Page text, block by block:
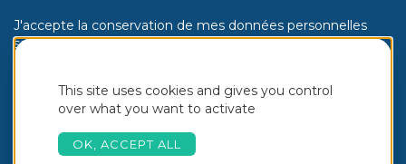
J'accepte la conservation de mes données personnelles
selon la politique de confidentialité Piscines Aquinox :
This site uses cookies and gives you control
over what you want to activate
OK, ACCEPT ALL